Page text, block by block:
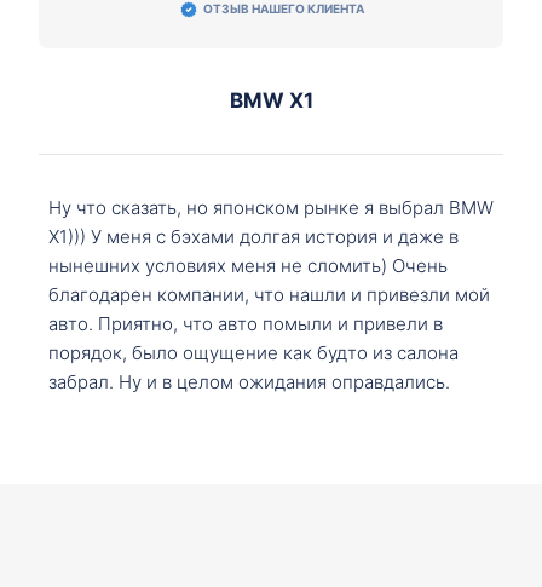
ОТЗЫВ НАШЕГО КЛИЕНТА
BMW X1
Ну что сказать, но японском рынке я выбрал BMW
X1))) У меня с бэхами долгая история и даже в
нынешних условиях меня не сломить) Очень
благодарен компании, что нашли и привезли мой
авто. Приятно, что авто помыли и привели в
порядок, было ощущение как будто из салона
забрал. Ну и в целом ожидания оправдались.